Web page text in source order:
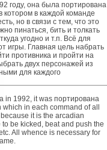
году, она была портирована
котором в каждой команде
но в связи с тем, что это
пинаться, бить и толкать
угодно и т.п. Всё для
игры. Главная цель набрать
противника и пройти на
двух персонажей из
для каждого
in 1992, it was портирована
in each command of all
it is the arcadian
be kicked, beat and push the
All whence is necessary for